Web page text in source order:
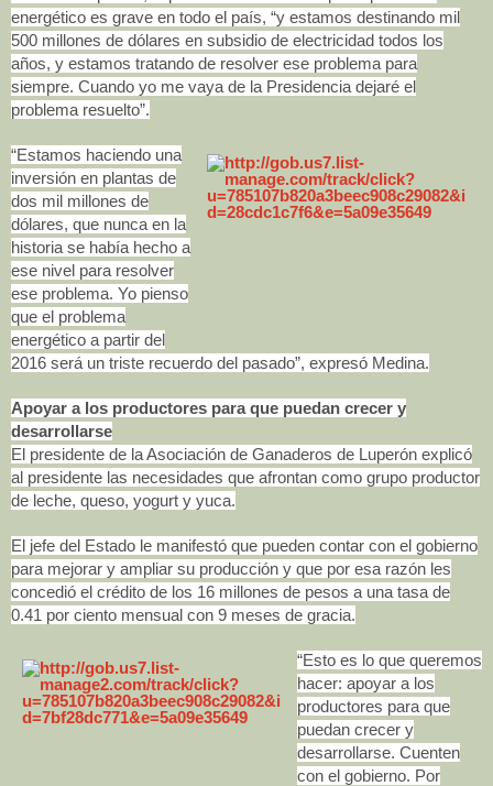
energético es grave en todo el país, “y estamos destinando mil
500 millones de dólares en subsidio de electricidad todos los
años, y estamos tratando de resolver ese problema para
siempre. Cuando yo me vaya de la Presidencia dejaré el
problema resuelto”.
“Estamos haciendo una
inversión en plantas de
dos mil millones de
dólares, que nunca en la
historia se había hecho a
ese nivel para resolver
ese problema. Yo pienso
que el problema
energético a partir del
2016 será un triste recuerdo del pasado”, expresó Medina.
Apoyar a los productores para que puedan crecer y
desarrollarse
El presidente de la Asociación de Ganaderos de Luperón explicó
al presidente las necesidades que afrontan como grupo productor
de leche, queso, yogurt y yuca.
El jefe del Estado le manifestó que pueden contar con el gobierno
para mejorar y ampliar su producción y que por esa razón les
concedió el crédito de los 16 millones de pesos a una tasa de
0.41 por ciento mensual con 9 meses de gracia.
“Esto es lo que queremos
hacer: apoyar a los
productores para que
puedan crecer y
desarrollarse. Cuenten
con el gobierno. Por